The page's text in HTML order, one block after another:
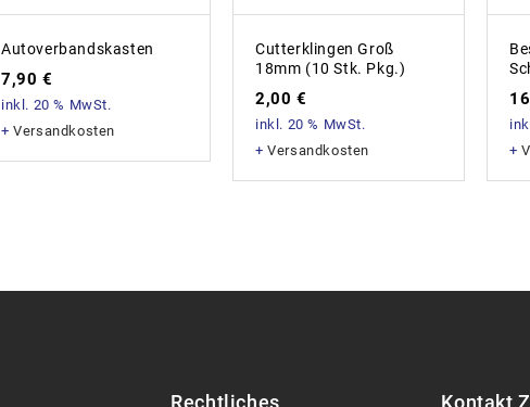
Autoverbandskasten
7,90 €
inkl. 20 % MwSt.
+Versandkosten
Cutterklingen Groß
18mm (10 Stk. Pkg.)
2,00 €
inkl. 20 % MwSt.
+Versandkosten
+
Rechtliches Kontakt